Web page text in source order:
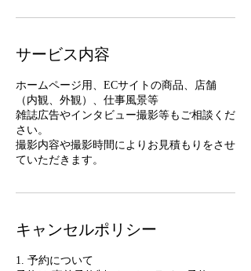
サービス内容
ホームページ用、ECサイトの商品、店舗
（内観、外観）、仕事風景等
雑誌広告やインタビュー撮影等もご相談くだ
さい。
撮影内容や撮影時間によりお見積もりをさせ
ていただきます。
キャンセルポリシー
1. 予約について